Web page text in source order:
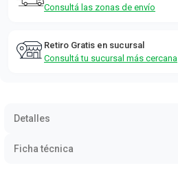
Consultá las zonas de envío
Retiro Gratis en sucursal
Consultá tu sucursal más cercana
Detalles
Ficha técnica